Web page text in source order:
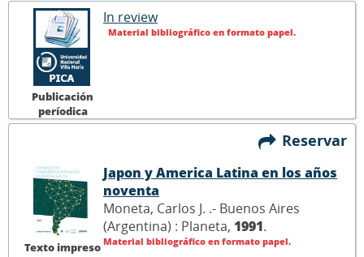
Publicación
períodica
In review
Material bibliográfico en formato papel.
Reservar
Texto impreso
Japon y America Latina en los años
noventa
Moneta, Carlos J. .- Buenos Aires
(Argentina) : Planeta, 1991.
Material bibliográfico en formato papel.